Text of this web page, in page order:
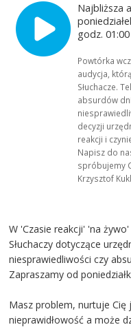
Najbliższa
godz. 01:00
Powtórka
audycja,
Słuchacze.
absurdów
decyzji
reakcji i
Napisz do
spróbujemy
Krzysztof
W 'Czasie reakcji' 'na
Słuchaczy dotyczące
niesprawiedliwości czy
Zapraszamy od
Masz problem, nurtuje Cię
nieprawidłowość a może